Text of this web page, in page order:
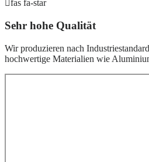
fas fa-star
Sehr hohe Qualität
Wir produzieren nach
hochwertige Materialien wie